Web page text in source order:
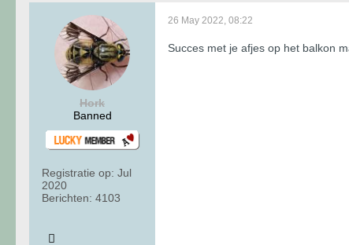
Hork
Banned
Registratie op: Jul
2020
Berichten: 4103
26 May 2022, 08:22
Succes met je afjes op het balkon